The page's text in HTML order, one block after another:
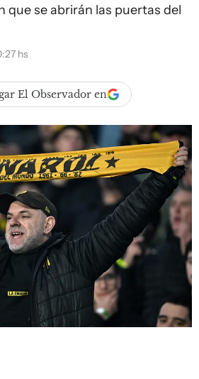
que se abrirán las puertas del
hs
El Observador en